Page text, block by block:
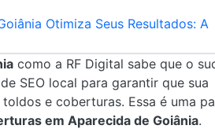
Otimiza Seus Resultados: A
como a RF Digital sabe que o
SEO local para garantir que sua
e coberturas. Essa é uma
em Aparecida de Goiânia.